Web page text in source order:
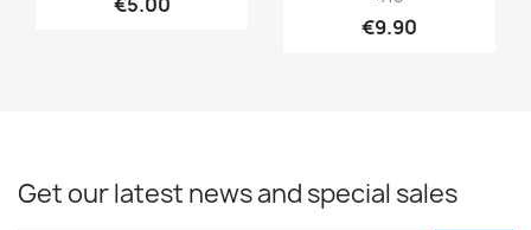
€9.90
Get our latest news and special sales